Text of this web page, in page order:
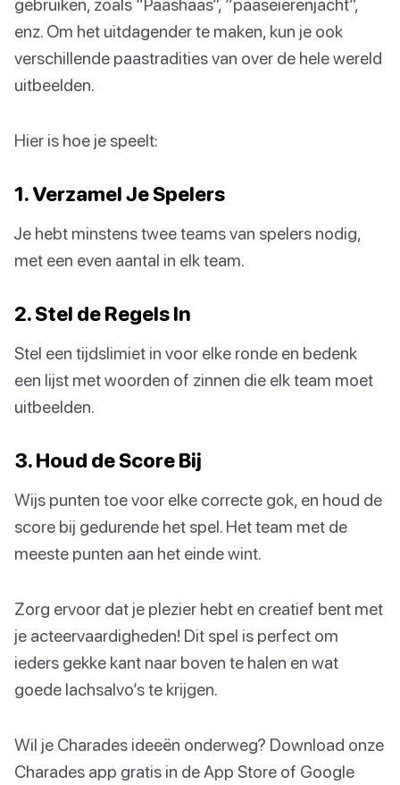
enz. Om het uitdagender te maken, kun je ook
verschillende paastradities van over de hele wereld
uitbeelden.
Hier is hoe je speelt:
1. Verzamel Je Spelers
Je hebt minstens twee teams van spelers nodig,
met een even aantal in elk team.
2. Stel de Regels In
Stel een tijdslimiet in voor elke ronde en bedenk
een lijst met woorden of zinnen die elk team moet
uitbeelden.
3. Houd de Score Bij
Wijs punten toe voor elke correcte gok, en houd de
score bij gedurende het spel. Het team met de
meeste punten aan het einde wint.
Zorg ervoor dat je plezier hebt en creatief bent met
je acteervaardigheden! Dit spel is perfect om
ieders gekke kant naar boven te halen en wat
goede lachsalvo’s te krijgen.
Wil je Charades ideeën onderweg? Download onze
Charades app gratis in de App Store of Google